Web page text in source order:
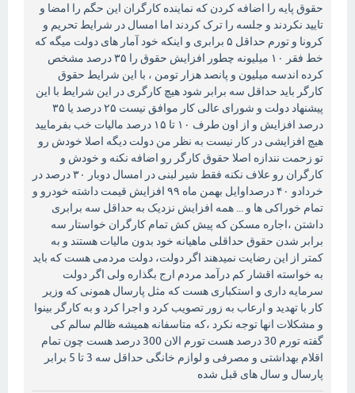
حقوق پایه را اضافه کردن که نماینده کارگران این حگم را امضا و
تایید نکردند و جلسه را ترک کردند اما امسال در شرایط تحریم و
کرونا و تورم حداقل ۵ برابری و اینکه خود آمار های دولت میگه که
خط فقر ۱۰ میلیونه چطور افزایش حقوق را ۳۵ درصد مشخص
کرده اندسه میلیون و پانصد هزار تومن ، با این شرایط حقوق
کارگر باید حداقل سه برابر شود هیچ کارگری در این شرایط با این
پیشنهاد دولت و شورای عالی کار موافق نیست ۲۵ درصد یا ۳۵
درصد افزایش و از اون طرف ۱۰ تا ۱۵ درصد مالیات خب بفرمایید
هیچ افزایشی در کار نیست به نظر من دولت دیگه اصلا خودش رو
تو زحمت نندازه اصلا حقوق کارگر رو اضافه نکنه و خودش و
کارگران رو علاف نکنه فقط شیر لبنی در امسال دوبار ۳۰ درصد در
خردادو ۴۰ درصداوایل بهمن ماه ۹۹ افزایش قیمت داشته خودرو و
تمام خوراکی ها و ...‌ همه افزایش نزدیک به حداقل سه برابری
داشتن ،اجاره مسکن که پیش کش تمام کارگران خواستار سه
برابر شدن حقوق حداقلی ماهیانه خود بدون مالیات هستند و به
کمتر از این رضایت نمیدهند اگر دولت، دولت مردمی هست که باید
به خواسته اقشار کم درآمد مردم ارج بگذاره ولی اگر دولت
سرمایه داری و استکباری هست که مثل پارسال همونی که وزیر
کار با تهدید و ارعاب به زور تصویب کرد و اجرا کرد و به کارگر بینوا
و مشکلات انها توجه نکرد ،که متاسفانه همیشه ظالم سالم کی
گفته تورم 30 درصد هست تورم الان 300 درصد هست چون تمام
اقلام بهداشتی و مصرفی و لوازم خانگی حداقل سه 3 تا 5 برابر
پارسال و سال های قبل شده